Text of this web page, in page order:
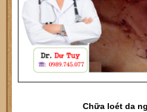
Chữa loét da